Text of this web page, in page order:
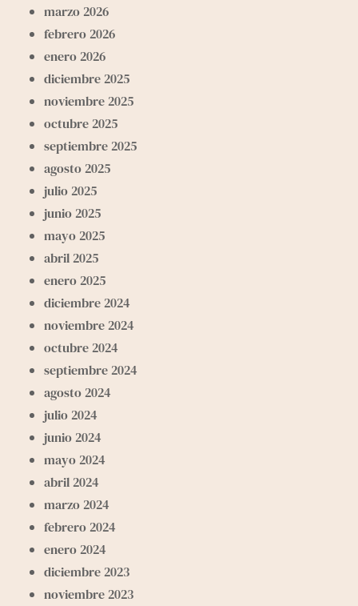
marzo 2026
febrero 2026
enero 2026
diciembre 2025
noviembre 2025
octubre 2025
septiembre 2025
agosto 2025
julio 2025
junio 2025
mayo 2025
abril 2025
enero 2025
diciembre 2024
noviembre 2024
octubre 2024
septiembre 2024
agosto 2024
julio 2024
junio 2024
mayo 2024
abril 2024
marzo 2024
febrero 2024
enero 2024
diciembre 2023
noviembre 2023